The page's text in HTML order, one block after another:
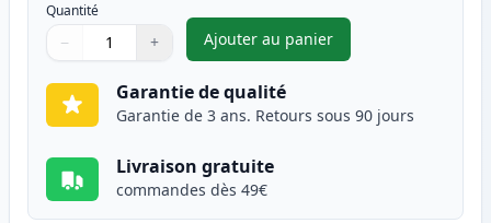
Quantité
Quantité
Utilisez les boutons pour ajuster
− +
Quantité
Ajouter au panier
,Brother DR-243CL tambour
Garantie de qualité
Garantie de 3 ans. Retours sous 90 jours
Livraison gratuite
commandes dès 49€